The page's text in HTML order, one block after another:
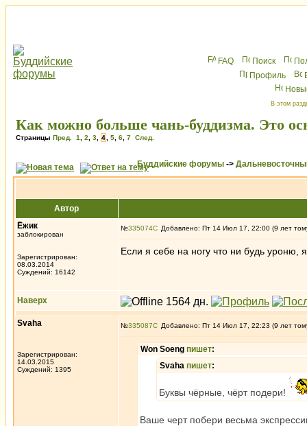
FAQ Поиск
Профиль
В этом
Как можно больше чань-буддизма. Это
Страницы Пред. 1 2 3 4 5 6 7 След.
Буддийские форумы ->
Автор
Ёжик
заблокирован
Зарегистрирован:
08.03.2014
Суждений: 16142
№335074 Добавлено: Пт 14 Июл 17, 22:00 (9 лет
Если я себе на ногу что ни будь уроню,
Наверх
Svaha
Зарегистрирован:
14.03.2015
Суждений: 1395
№335087 Добавлено: Пт 14 Июл 17, 22:23 (9 лет
Won Soeng пишет:
Svaha пишет:
Буквы чёрные, чёрт подери!
Ваше черт побери весьма